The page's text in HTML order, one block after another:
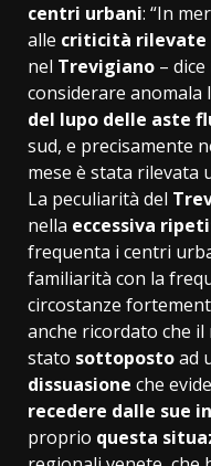
centri urbani: “In
alle criticità rilevate
nel Trevigiano –
considerare anomala
del lupo delle aste
sud, e precisamente
mese è stata rilevata
La peculiarità del
nella eccessiva
frequenta i centri
familiarità con la
circostanze
anche ricordato che
stato sottopostoad
dissuasione che
recedere dalle sue
proprio questa